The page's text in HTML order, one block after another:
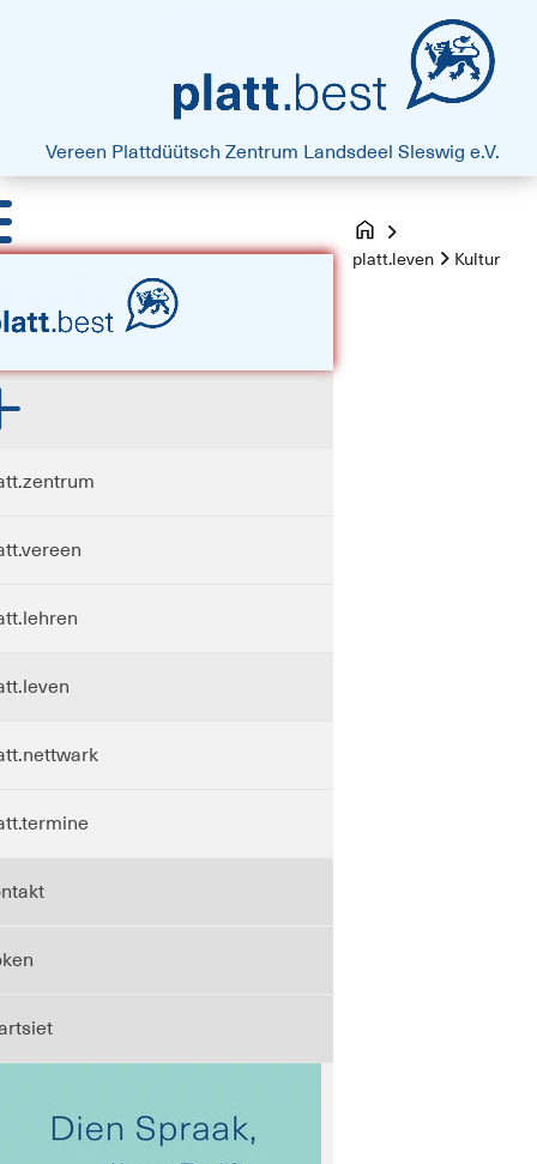
platt.best - Drift vun Harten
Vereen Plattdüütsch Zentrum Landsdeel Sleswig e.V.
platt.leven Kultur